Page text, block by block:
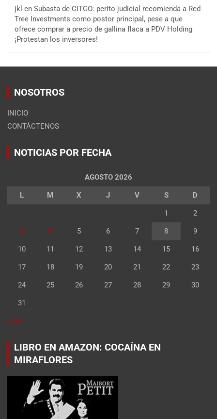
jkl en Subasta de CITGO: perito judicial recomienda a Red
Tree Investments como postor principal, pese a que
ofrece comprar a precio de gallina flaca a PDV Holding
¡Protestan los inversores!
NOSOTROS
INICIO
CONTÁCTENOS
NOTICIAS POR FECHA
AGOSTO 2026
L M X J V S D
1 2
3 4 5 6 7 8 9
10 11 12 13 14 15 16
17 18 19 20 21 22 23
24 25 26 27 28 29 30
31
« Jul
LIBRO EN AMAZON: COCAÍNA EN
MIRAFLORES